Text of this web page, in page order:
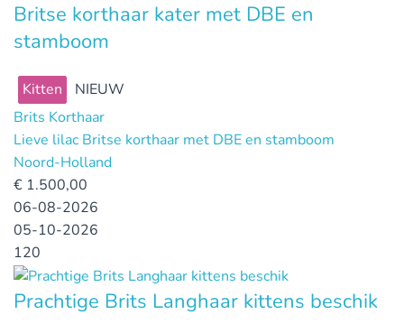
Britse korthaar kater met DBE en
stamboom
Kitten
NIEUW
Brits Korthaar
Lieve lilac Britse korthaar met DBE en stamboom
Noord-Holland
€ 1.500,00
06-08-2026
05-10-2026
120
Prachtige Brits Langhaar kittens beschik